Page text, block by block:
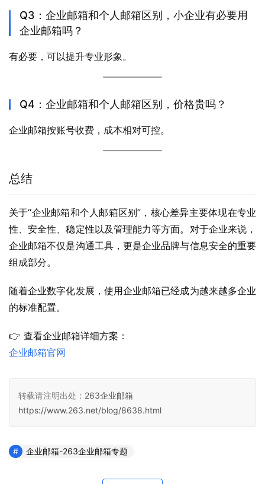
Q3：企业邮箱和个人邮箱区别，小企业有必要用
企业邮箱吗？
有必要，可以提升专业形象。
Q4：企业邮箱和个人邮箱区别，价格贵吗？
企业邮箱按账号收费，成本相对可控。
总结
关于“企业邮箱和个人邮箱区别”，核心差异主要体现在专业
性、安全性、稳定性以及管理能力等方面。对于企业来说，
企业邮箱不仅是沟通工具，更是企业品牌与信息安全的重要
组成部分。
随着企业数字化发展，使用企业邮箱已经成为越来越多企业
的标准配置。
👉 查看企业邮箱详细方案：
企业邮箱官网
转载请注明出处： 263企业邮箱
https://www.263.net/blog/8638.html
企业邮箱-263企业邮箱专题